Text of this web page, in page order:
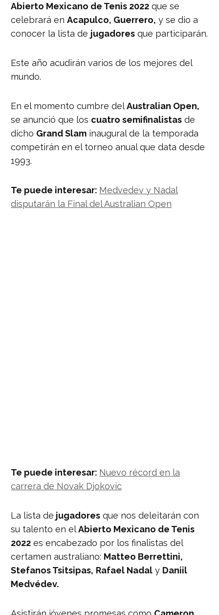
Abierto Mexicano de Tenis 2022 que se
celebrará enAcapulco, Guerrero, y se dio a
conocer la lista de jugadores que participarán.
Este año acudirán varios de los mejores del
mundo.
En el momento cumbre delAustralian Open,
se anunció que los cuatro semifinalistas de
dicho Grand Slam inaugural de la temporada
competirán en el torneo anual que data desde
1993.
Te puede interesar: Medvedev y Nadal
disputarán la Final del Australian Open
Te puede interesar: Nuevo récord en la
carrera de Novak Djokovic
La lista de jugadores que nos deleitarán con
su talento en elAbierto Mexicano de Tenis
2022 es encabezado por los finalistas del
certamen australiano: Matteo Berrettini,
Stefanos Tsitsipas, Rafael Nadal y Daniil
Medvédev.